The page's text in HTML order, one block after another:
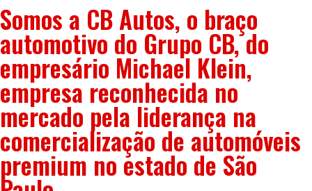
Somos a CB Autos, o braço
automotivo do Grupo CB, do
empresário Michael Klein,
empresa reconhecida no
mercado pela liderança na
comercialização de automóveis
premium no estado de São